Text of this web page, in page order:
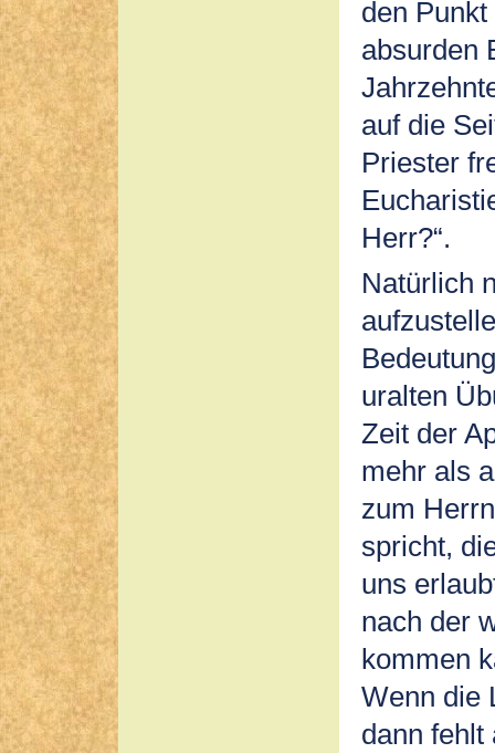
den
absurden
auf die
Priester
Herr?“.
Natürlich
uralten
Zeit der
mehr als
zum
spricht,
uns
nach der
kommen
Wenn die
dann fehlt